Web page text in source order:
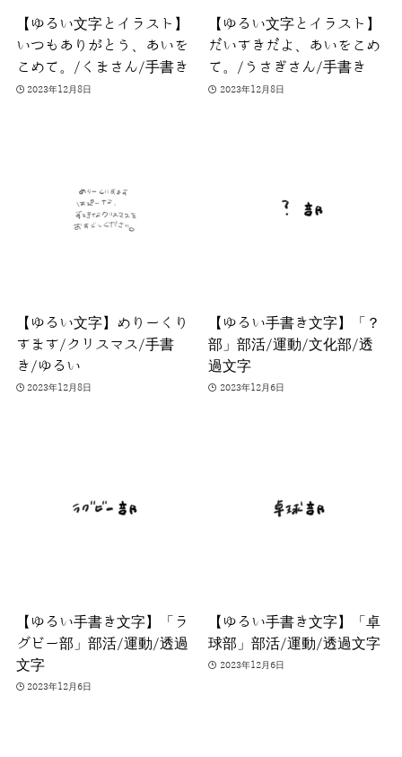
【ゆるい文字とイラスト】
いつもありがとう、あいを
こめて。/くまさん/手書き
2023年12月8日
【ゆるい文字とイラスト】
だいすきだよ、あいをこめ
て。/うさぎさん/手書き
2023年12月8日
【ゆるい文字】めりーくり
すます/クリスマス/手書
き/ゆるい
2023年12月8日
【ゆるい手書き文字】「？
部」部活/運動/文化部/透
過文字
2023年12月6日
【ゆるい手書き文字】「ラ
グビー部」部活/運動/透過
文字
2023年12月6日
【ゆるい手書き文字】「卓
球部」部活/運動/透過文字
2023年12月6日